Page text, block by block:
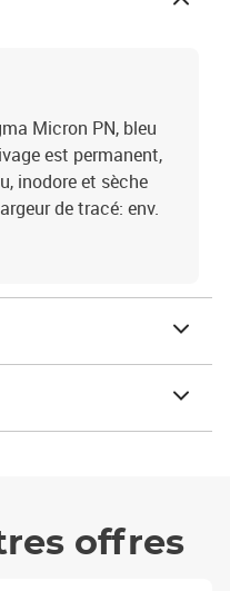
Micron PN, bleu
est permanent,
inodore et sèche
de tracé: env.
offres